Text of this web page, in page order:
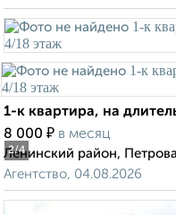
2/4
1-к квартира, на
8 000 ₽ в месяц
Ленинский район,
Агентство, 04.08.2026